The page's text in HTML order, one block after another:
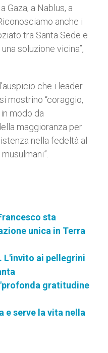
Gaza, a Nablus, a
anche i
tra Santa Sede e
soluzione vicina”,
che i leader
mostrino “coraggio,
modo da
maggioranza per
nella fedeltà al
sta
unica in Terra
L'invito ai pellegrini
gratitudine
e serve la vita nella